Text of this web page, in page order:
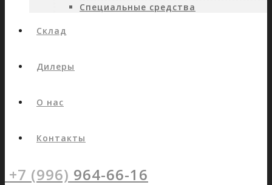
Специальные средства
Склад
Дилеры
О нас
Контакты
+7 (996) 964-66-16